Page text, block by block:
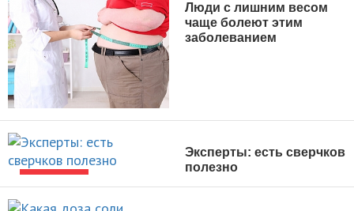
НОВОСТИ
Люди с лишним весом
чаще болеют этим
заболеванием
Эксперты: есть сверчков
полезно